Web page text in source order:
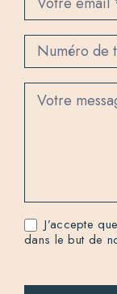
t
J’accepte
dans le but de